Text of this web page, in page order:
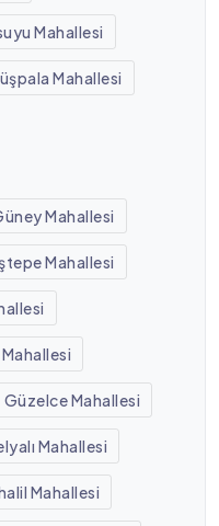
Mahallesi
Mahallesi
Mahallesi
Mahallesi
Güzelce Mahallesi
Mahallesi
Mahallesi